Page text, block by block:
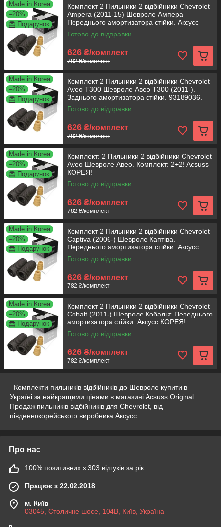
Made in Korea
–20%
Подарунок
Комплект 2 Пильники 2 відбійники Chevrolet
Ampera (2011-15) Шевроле Ампера.
Переднього амортизатора стійки. Аксусс
КОРЕЯ!
Готово до відправки
626 ₴/комплект
782 ₴/комплект
Made in Korea
–20%
Подарунок
Комплект 2 Пильники 2 відбійники Chevrolet
Aveo T300 Шевроле Авео Т300 (2011-).
Заднього амортизатора стійки. 93189036.
Аксусс
Готово до відправки
626 ₴/комплект
782 ₴/комплект
Made in Korea
–20%
Подарунок
Комплект: 2 Пильники 2 відбійники Chevrolet
Aveo Шевроле Авео. Комплект: 2+2! Acsuss
КОРЕЯ!
Готово до відправки
626 ₴/комплект
782 ₴/комплект
Made in Korea
–20%
Подарунок
Комплект 2 Пильники 2 відбійники Chevrolet
Captiva (2006-) Шевроле Каптіва.
Переднього амортизатора стійки. Аксусс
КОРЕЯ!
Готово до відправки
626 ₴/комплект
782 ₴/комплект
Made in Korea
–20%
Подарунок
Комплект 2 Пильники 2 відбійники Chevrolet
Cobalt (2011-) Шевроле Кобальт. Переднього
амортизатора стійки. Аксусс КОРЕЯ!
Готово до відправки
626 ₴/комплект
782 ₴/комплект
Комплекти пильників відбійників до Шевроле купити в
Україні за найкращими цінами в магазині Acsuss Original.
Продаж пильників відбійників для Chevrolet, від
південнокорейського виробника Аксусс
Про нас
100% позитивних з 303 відгуків за рік
Працює з 22.02.2018
м. Київ
03045, Столичне шосе, 104B, Київ, Україна